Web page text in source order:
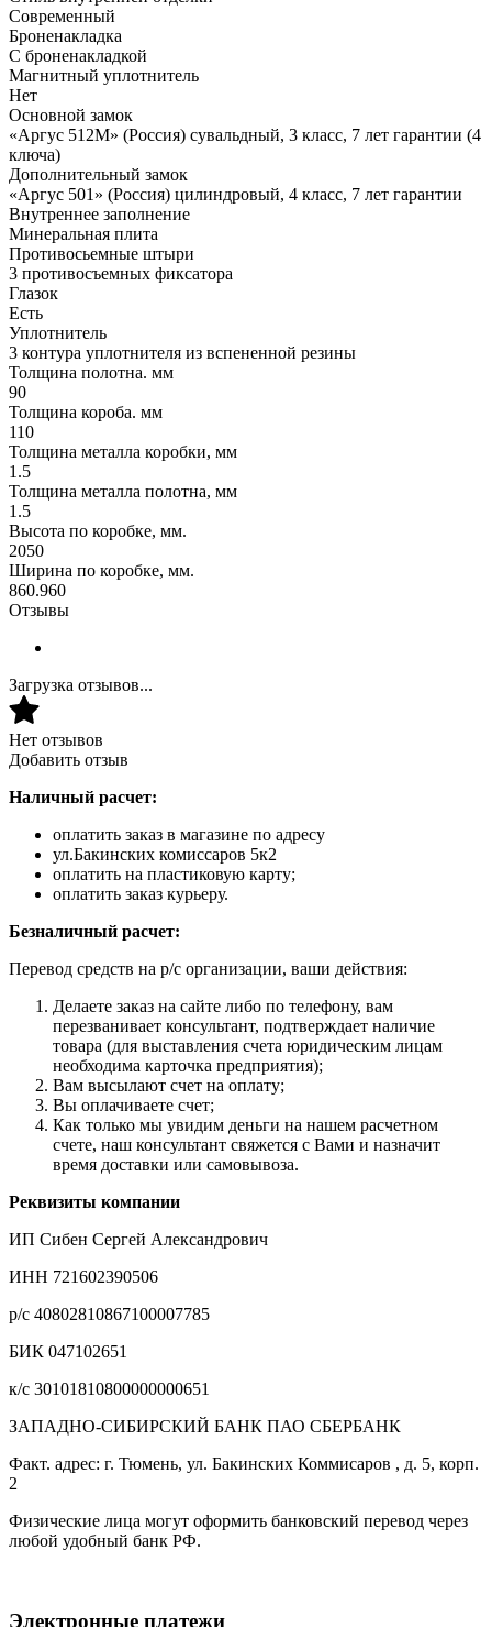
Современный
Броненакладка
С броненакладкой
Магнитный уплотнитель
Нет
Основной замок
«Аргус 512М» (Россия) сувальдный, 3 класс, 7 лет гарантии (4
ключа)
Дополнительный замок
«Аргус 501» (Россия) цилиндровый, 4 класс, 7 лет гарантии
Внутреннее заполнение
Минеральная плита
Противосьемные штыри
3 противосъемных фиксатора
Глазок
Есть
Уплотнитель
3 контура уплотнителя из вспененной резины
Толщина полотна. мм
90
Толщина короба. мм
110
Толщина металла коробки, мм
1.5
Толщина металла полотна, мм
1.5
Высота по коробке, мм.
2050
Ширина по коробке, мм.
860.960
Отзывы
Загрузка отзывов...
Нет отзывов
Добавить отзыв
Наличный расчет:
оплатить заказ в магазине по адресу
ул.Бакинских комиссаров 5к2
оплатить на пластиковую карту;
оплатить заказ курьеру.
Безналичный расчет:
Перевод средств на р/с организации, ваши действия:
Делаете заказ на сайте либо по телефону, вам
перезванивает консультант, подтверждает наличие
товара (для выставления счета юридическим лицам
необходима карточка предприятия);
Вам высылают счет на оплату;
Вы оплачиваете счет;
Как только мы увидим деньги на нашем расчетном
счете, наш консультант свяжется с Вами и назначит
время доставки или самовывоза.
Реквизиты компании
ИП Сибен Сергей Александрович
ИНН 721602390506
р/с 40802810867100007785
БИК 047102651
к/с 30101810800000000651
ЗАПАДНО-СИБИРСКИЙ БАНК ПАО СБЕРБАНК
Факт. адрес: г. Тюмень, ул. Бакинских Коммисаров , д. 5, корп.
2
Физические лица могут оформить банковский перевод через
любой удобный банк РФ.
Электронные платежи